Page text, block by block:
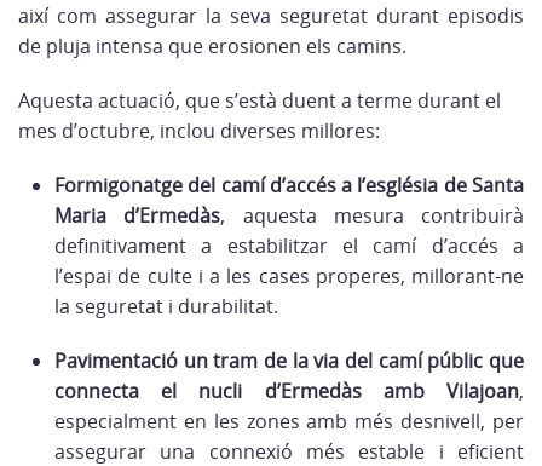
així com assegurar la seva seguretat durant episodis
de pluja intensa que erosionen els camins.
Aquesta actuació, que s’està duent a terme durant el
mes d’octubre, inclou diverses millores:
Formigonatge del camí d’accés a l’església de Santa
Maria d’Ermedàs, aquesta mesura contribuirà
definitivament a estabilitzar el camí d’accés a
l’espai de culte i a les cases properes, millorant-ne
la seguretat i durabilitat.
Pavimentació un tram de la via del camí públic que
connecta el nucli d’Ermedàs amb Vilajoan,
especialment en les zones amb més desnivell, per
assegurar una connexió més estable i eficient